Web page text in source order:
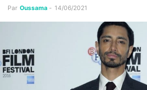
Par Oussama - 14/06/2021